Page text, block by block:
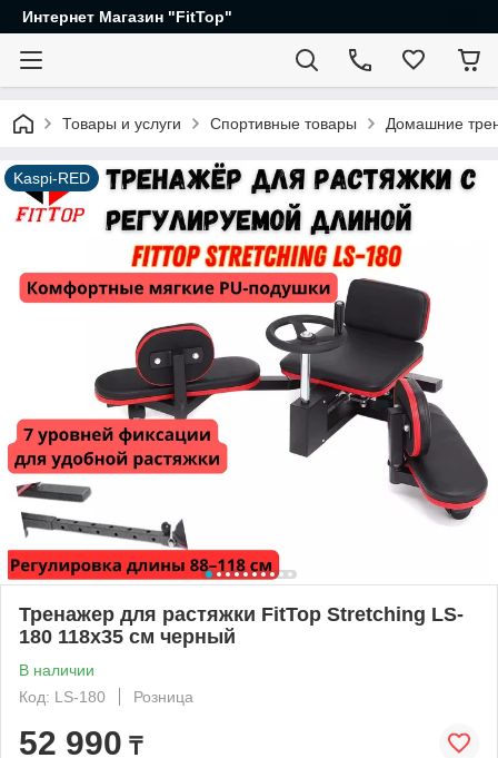
Интернет Магазин "FitTop"
Товары и услуги Спортивные товары Домашние
Kaspi-RED
Тренажер для растяжки FitTop Stretching LS-
180 118x35 см черный
В наличии
Код: LS-180
Розница
52 990 ₸